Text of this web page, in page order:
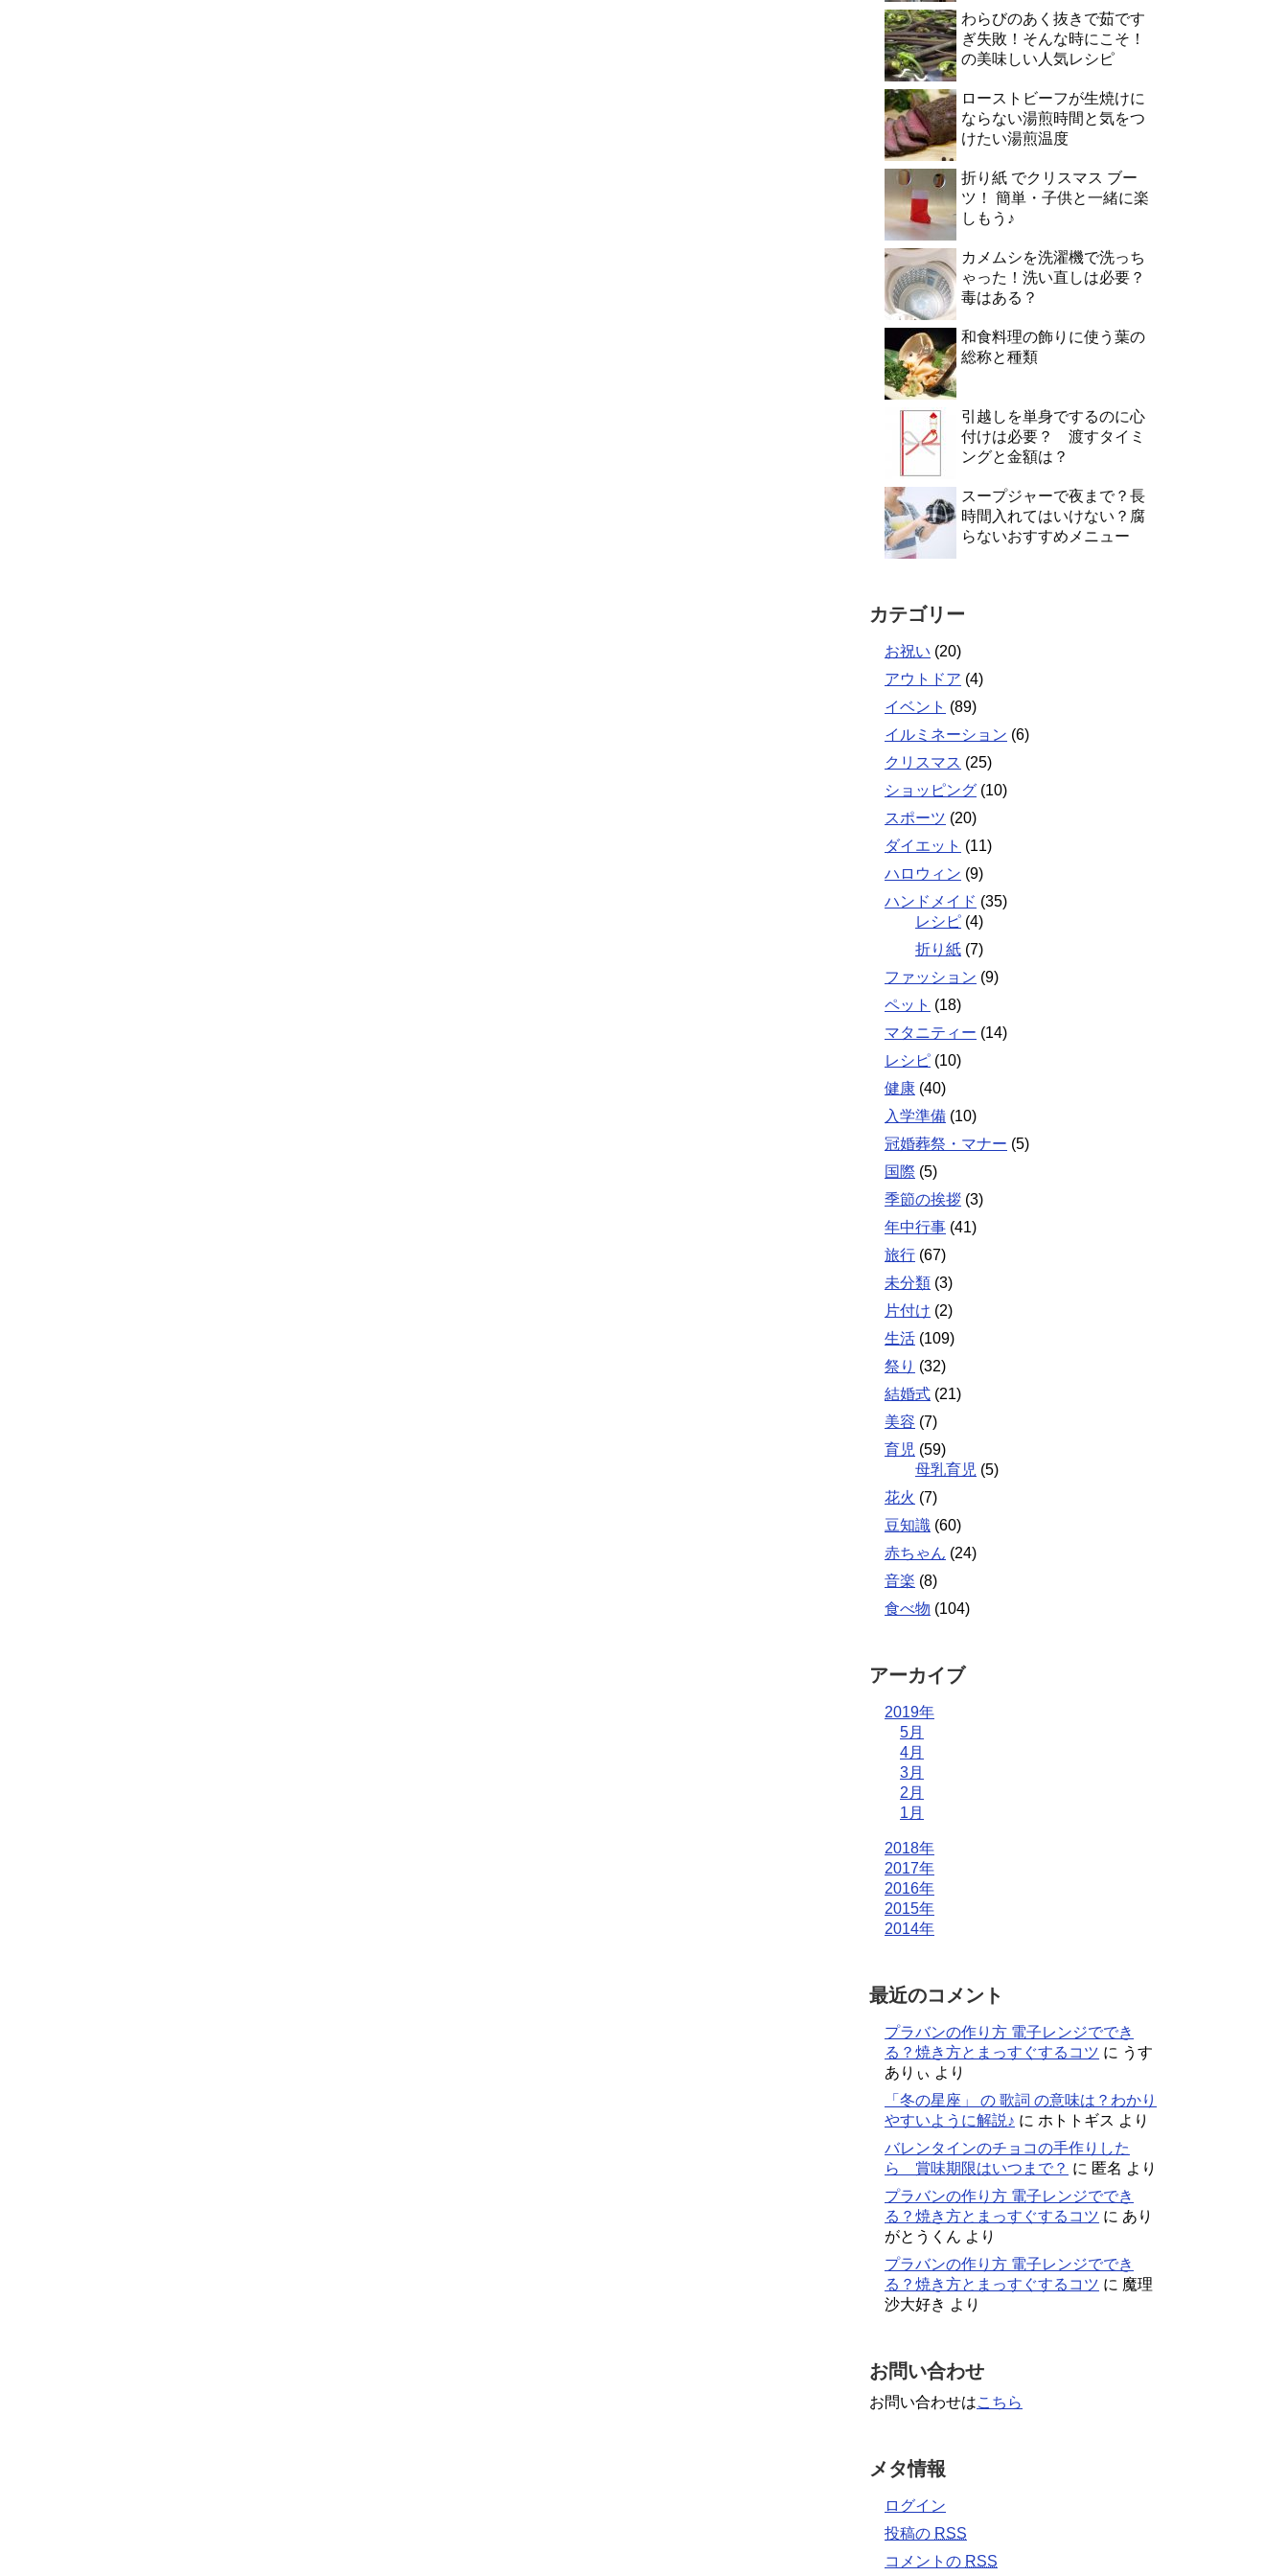
わらびのあく抜きで茹です
ぎ失敗！そんな時にこそ！
の美味しい人気レシピ
ローストビーフが生焼けに
ならない湯煎時間と気をつ
けたい湯煎温度
折り紙 でクリスマス ブー
ツ！ 簡単・子供と一緒に楽
しもう♪
カメムシを洗濯機で洗っち
ゃった！洗い直しは必要？
毒はある？
和食料理の飾りに使う葉の
総称と種類
引越しを単身でするのに心
付けは必要？ 渡すタイミ
ングと金額は？
スープジャーで夜まで？長
時間入れてはいけない？腐
らないおすすめメニュー
カテゴリー
お祝い (20)
アウトドア (4)
イベント (89)
イルミネーション (6)
クリスマス (25)
ショッピング (10)
スポーツ (20)
ダイエット (11)
ハロウィン (9)
ハンドメイド (35)
レシピ (4)
折り紙 (7)
ファッション (9)
ペット (18)
マタニティー (14)
レシピ (10)
健康 (40)
入学準備 (10)
冠婚葬祭・マナー (5)
国際 (5)
季節の挨拶 (3)
年中行事 (41)
旅行 (67)
未分類 (3)
片付け (2)
生活 (109)
祭り (32)
結婚式 (21)
美容 (7)
育児 (59)
母乳育児 (5)
花火 (7)
豆知識 (60)
赤ちゃん (24)
音楽 (8)
食べ物 (104)
アーカイブ
2019年
5月
4月
3月
2月
1月
2018年
2017年
2016年
2015年
2014年
最近のコメント
プラバンの作り方 電子レンジででき
る？焼き方とまっすぐするコツ に うす
ありぃ より
「冬の星座」 の 歌詞 の意味は？わかり
やすいように解説♪ に ホトトギス より
バレンタインのチョコの手作りした
ら 賞味期限はいつまで？ に 匿名 より
プラバンの作り方 電子レンジででき
る？焼き方とまっすぐするコツ に あり
がとうくん より
プラバンの作り方 電子レンジででき
る？焼き方とまっすぐするコツ に 魔理
沙大好き より
お問い合わせ
お問い合わせはこちら
メタ情報
ログイン
投稿の RSS
コメントの RSS